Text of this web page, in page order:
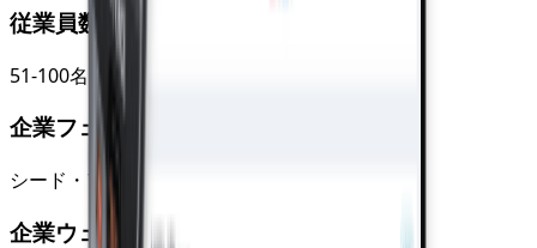
従業員数
51-100名
企業フェーズ
シード・アーリーステージ
企業ウェブサイト